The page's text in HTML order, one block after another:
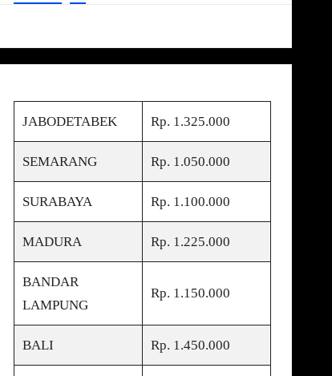
JABODETABEK Rp. 1.325.000
SEMARANG Rp. 1.050.000
SURABAYA Rp. 1.100.000
MADURA Rp. 1.225.000
BANDAR
LAMPUNG
Rp. 1.150.000
BALI Rp. 1.450.000